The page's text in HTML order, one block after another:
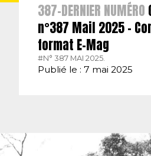
387-DERNIER NUMÉRO
n°387 Mail 2025 –
format E-Mag
#N° 387 MAI 2025.
Publié le : 7 mai 2025